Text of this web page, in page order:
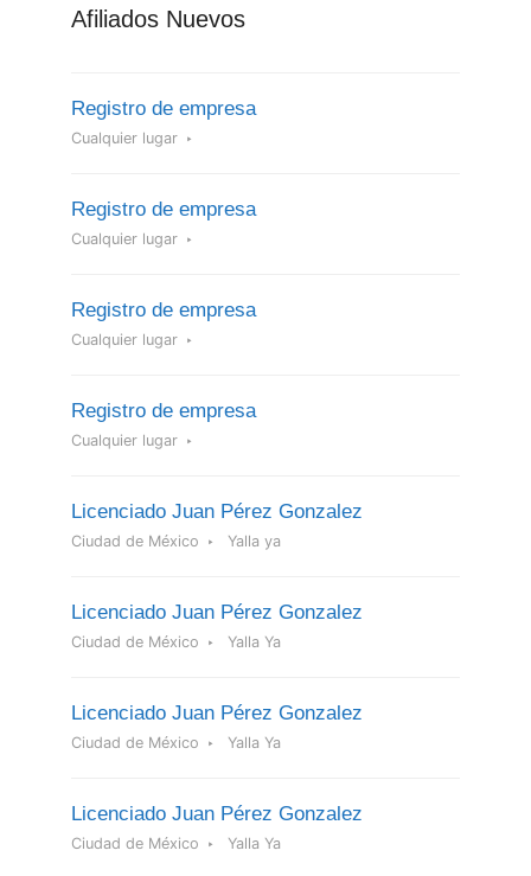
Afiliados Nuevos
Registro de empresa
Cualquier lugar
Registro de empresa
Cualquier lugar
Registro de empresa
Cualquier lugar
Registro de empresa
Cualquier lugar
Licenciado Juan Pérez Gonzalez
Ciudad de México Yalla ya
Licenciado Juan Pérez Gonzalez
Ciudad de México Yalla Ya
Licenciado Juan Pérez Gonzalez
Ciudad de México Yalla Ya
Licenciado Juan Pérez Gonzalez
Ciudad de México Yalla Ya